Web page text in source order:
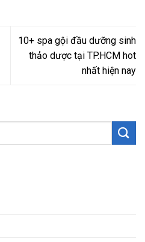
10+ spa gội đầu dưỡng sinh
thảo dược tại TP.HCM hot
nhất hiện nay